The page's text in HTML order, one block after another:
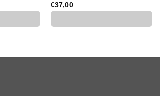
€37,00